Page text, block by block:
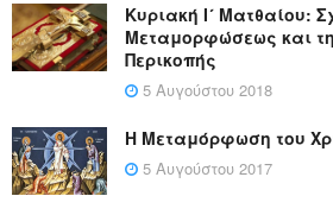
Κυριακή Ι´ Ματθαίου:
Μεταμορφώσεως και
Περικοπής
5 Αυγούστου 2018
Η Μεταμόρφωση του
5 Αυγούστου 2017